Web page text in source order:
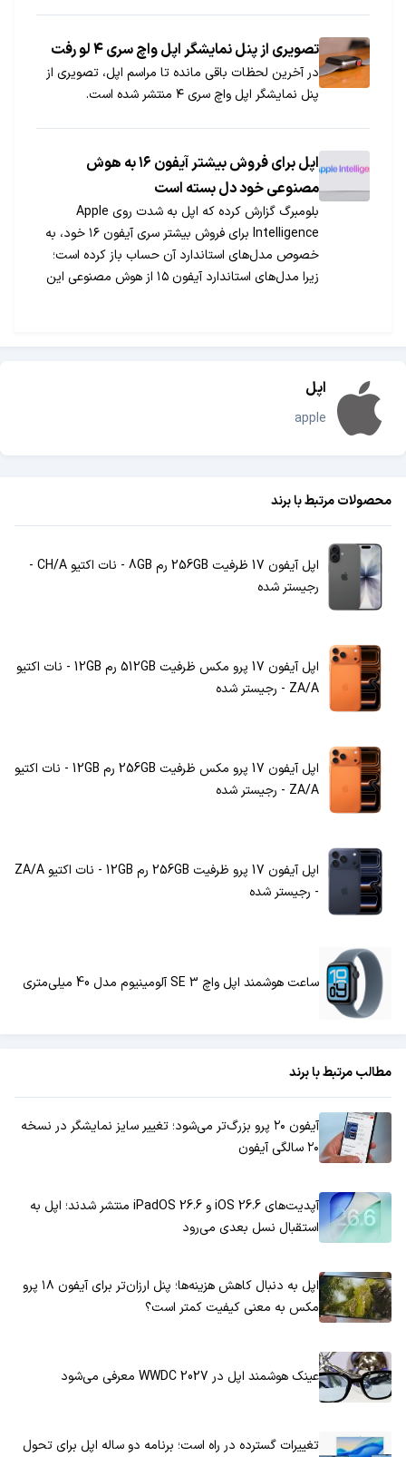
تصویری از پنل نمایشگر اپل واچ سری ۴ لو رفت
در آخرین لحظات باقی مانده تا مراسم اپل، تصویری از
پنل نمایشگر اپل واچ سری ۴ منتشر شده است.
اپل برای فروش بیشتر آیفون ۱۶ به هوش
مصنوعی خود دل بسته است
بلومبرگ گزارش کرده که اپل به شدت روی Apple
Intelligence برای فروش بیشتر سری آیفون ۱۶ خود، به
خصوص مدل‌های استاندارد آن حساب باز کرده است؛
زیرا مدل‌های استاندارد آیفون ۱۵ از هوش مصنوعی این
اپل
apple
محصولات مرتبط با برند
اپل آیفون 17 ظرفیت 256GB رم 8GB - نات اکتیو CH/A -
رجیستر شده
اپل آیفون 17 پرو مکس ظرفیت 512GB رم 12GB - نات اکتیو
ZA/A - رجیستر شده
اپل آیفون 17 پرو مکس ظرفیت 256GB رم 12GB - نات اکتیو
ZA/A - رجیستر شده
اپل آیفون 17 پرو ظرفیت 256GB رم 12GB - نات اکتیو ZA/A
- رجیستر شده
ساعت هوشمند اپل واچ SE 3 آلومینیوم مدل 40 میلی‌متری
مطالب مرتبط با برند
آیفون ۲۰ پرو بزرگ‌تر می‌شود؛ تغییر سایز نمایشگر در نسخه
۲۰ سالگی آیفون
آپدیت‌های iOS 26.6 و iPadOS 26.6 منتشر شدند؛ اپل به
استقبال نسل بعدی می‌رود
اپل به دنبال کاهش هزینه‌ها؛ پنل ارزان‌تر برای آیفون ۱۸ پرو
مکس به معنی کیفیت کمتر است؟
عینک هوشمند اپل در WWDC 2027 معرفی می‌شود
تغییرات گسترده در راه است؛ برنامه دو ساله اپل برای تحول